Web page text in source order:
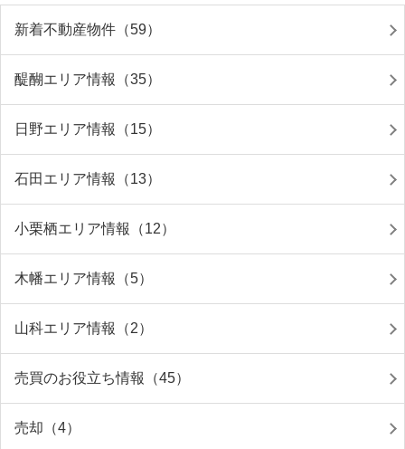
新着不動産物件（59）
醍醐エリア情報（35）
日野エリア情報（15）
石田エリア情報（13）
小栗栖エリア情報（12）
木幡エリア情報（5）
山科エリア情報（2）
売買のお役立ち情報（45）
売却（4）